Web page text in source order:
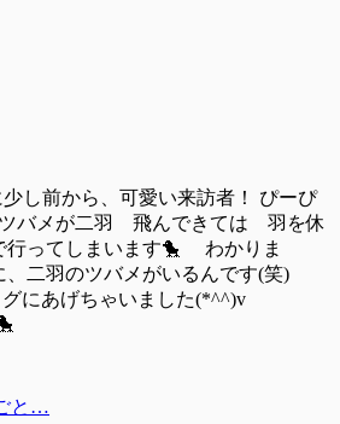
し前から、可愛い来訪者！ ぴーぴ
バメが二羽 飛んできては 羽を休
行ってしまいます🐤 わかりま
、二羽のツバメがいるんです(笑)
にあげちゃいました(*^^)v
と…